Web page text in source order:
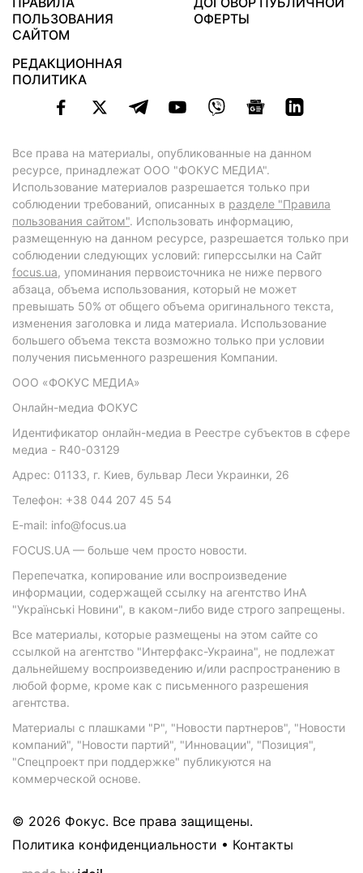
ПОЛЬЗОВАНИЯ
САЙТОМ
ОФЕРТЫ
РЕДАКЦИОННАЯ
ПОЛИТИКА
Все права на материалы, опубликованные на данном
ресурсе, принадлежат ООО "ФОКУС МЕДИА".
Использование материалов разрешается только при
соблюдении требований, описанных в разделе "Правила
пользования сайтом". Использовать информацию,
размещенную на данном ресурсе, разрешается только при
соблюдении следующих условий: гиперссылки на Сайт
focus.ua, упоминания первоисточника не ниже первого
абзаца, объема использования, который не может
превышать 50% от общего объема оригинального текста,
изменения заголовка и лида материала. Использование
большего объема текста возможно только при условии
получения письменного разрешения Компании.
ООО «ФОКУС МЕДИА»
Онлайн-медиа ФОКУС
Идентификатор онлайн-медиа в Реестре субъектов в сфере
медиа - R40-03129
Адрес: 01133, г. Киев, бульвар Леси Украинки, 26
Телефон: +38 044 207 45 54
E-mail: info@focus.ua
FOCUS.UA — больше чем просто новости.
Перепечатка, копирование или воспроизведение
информации, содержащей ссылку на агентство ИнА
"Українські Новини", в каком-либо виде строго запрещены.
Все материалы, которые размещены на этом сайте со
ссылкой на агентство "Интерфакс-Украина", не подлежат
дальнейшему воспроизведению и/или распространению в
любой форме, кроме как с письменного разрешения
агентства.
Материалы с плашками "Р", "Новости партнеров", "Новости
компаний", "Новости партий", "Инновации", "Позиция",
"Спецпроект при поддержке" публикуются на
коммерческой основе.
© 2026 Фокус. Все права защищены.
Политика конфиденциальности • Контакты